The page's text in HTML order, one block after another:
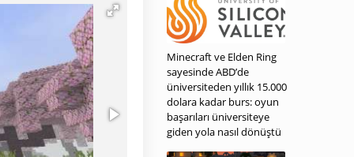
Minecraft ve Elden Ring
sayesinde ABD’de
üniversiteden yıllık 15.000
dolara kadar burs: oyun
başarıları üniversiteye
giden yola nasıl dönüştü